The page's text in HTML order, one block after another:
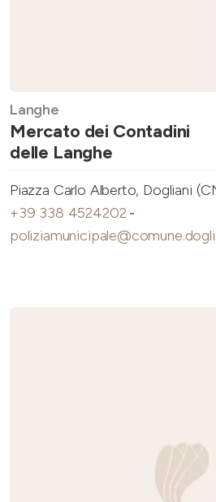
Langhe
Mercato dei Contadini
delle Langhe
Piazza Carlo Alberto, Dogliani
+39 338 4524202 -